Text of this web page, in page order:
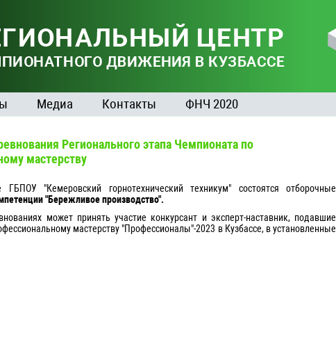
Медиа Контакты ФНЧ 2020
Регионального этапа Чемпионата по
мастерству
"Кемеровский горнотехнический техникум" состоятся отборочные
"Бережливое производство".
может принять участие конкурсант и эксперт-наставник, подавшие
мастерству "Профессионалы"-2023 в Кузбассе, в установленные